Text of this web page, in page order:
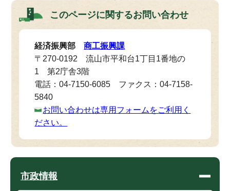
このページに関するお問い合わせ
経済振興部 商工振興課
〒270-0192 流山市平和台1丁目1番地の
1 第2庁舎3階
電話：04-7150-6085 ファクス：04-7158-
5840
お問い合わせは専用フォームをご利用く
ださい。
市政情報